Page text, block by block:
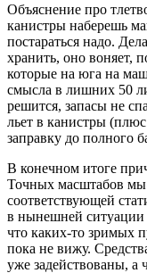
Объяснение про
канистры наберешь
постараться надо.
хранить, оно воняет,
которые на юга на
смысла в лишних 50
решится, запасы не
льет в канистры
заправку до полного
В конечном итоге
Точных масштабов мы
соответствующей
в нынешней ситуации
что каких-то зримых
пока не вижу.
уже задействованы, а